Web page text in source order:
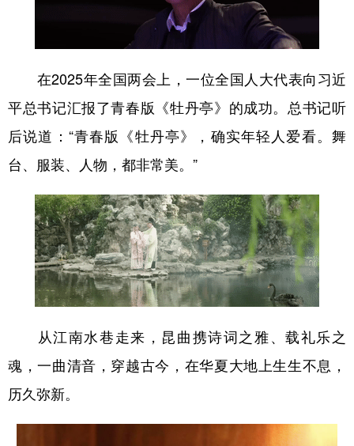
在2025年全国两会上，一位全国人大代表向习近
平总书记汇报了青春版《牡丹亭》的成功。总书记听
后说道：“青春版《牡丹亭》，确实年轻人爱看。舞
台、服装、人物，都非常美。”
从江南水巷走来，昆曲携诗词之雅、载礼乐之
魂，一曲清音，穿越古今，在华夏大地上生生不息，
历久弥新。